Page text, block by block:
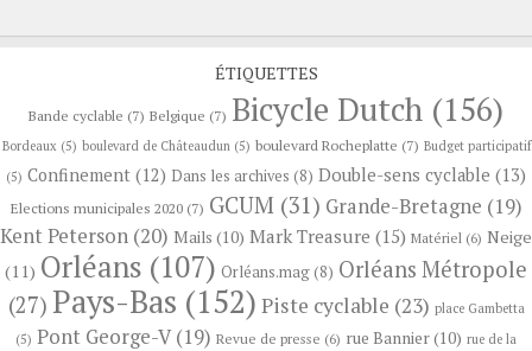
ÉTIQUETTES
Bande cyclable (7) Belgique (7) Bicycle Dutch (156)
Bordeaux(5) boulevard de Châteaudun(5) boulevard Rocheplatte (7) Budget participatif
(5) Confinement (12) Dans les archives (8) Double-sens cyclable (13)
Elections municipales 2020(7) GCUM (31) Grande-Bretagne (19)
Kent Peterson (20) Mails (10) Mark Treasure (15) Matériel (6) Neige
(11) Orléans (107) Orléans.mag (8) Orléans Métropole
(27) Pays-Bas (152) Piste cyclable (23) place Gambetta
(5) Pont George-V(19) Revue de presse (6) rue Bannier(10) rue de la